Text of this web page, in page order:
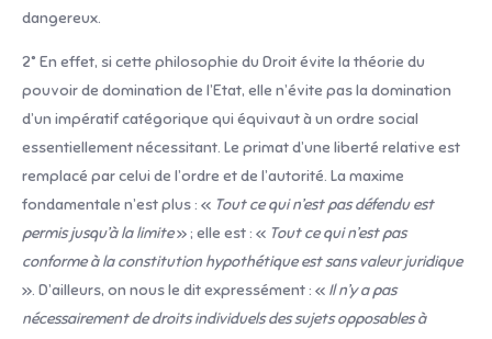
dangereux.
2° En effet, si cette philosophie du Droit évite la théorie du
pouvoir de domination de l’Etat, elle n’évite pas la domination
d’un impératif catégorique qui équivaut à un ordre social
essentiellement nécessitant. Le primat d’une liberté relative est
remplacé par celui de l’ordre et de l’autorité. La maxime
fondamentale n’est plus : « Tout ce qui n’est pas défendu est
permis jusqu’à la limite» ; elle est : « Tout ce qui n’est pas
conforme à la constitution hypothétique est sans valeur juridique
». D’ailleurs, on nous le dit expressément : « Il n’y a pas
nécessairement de droits individuels des sujets opposables à